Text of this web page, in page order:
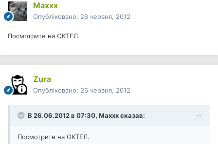
Maxxx
Опубліковано: 26 червня, 2012
Посмотрите на ОКТЕЛ.
Zura
Опубліковано: 26 червня, 2012
В 26.06.2012 в 07:30, Maxxx сказав:
Посмотрите на ОКТЕЛ.